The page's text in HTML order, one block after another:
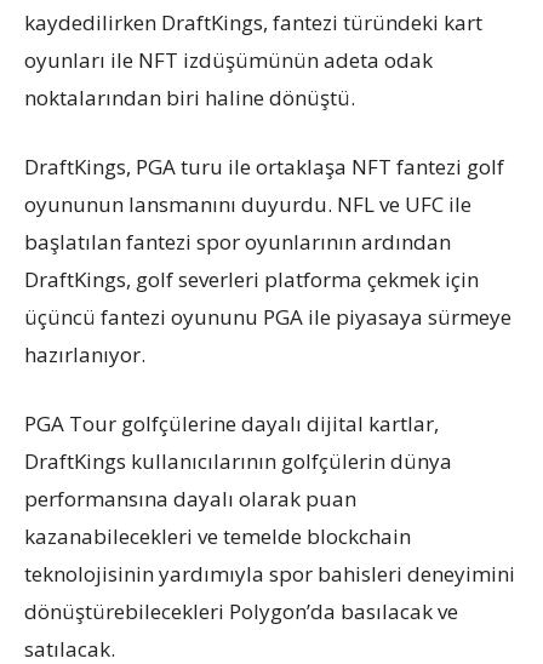
kaydedilirken DraftKings, fantezi türündeki kart
oyunları ile NFT izdüşümünün adeta odak
noktalarından biri haline dönüştü.
DraftKings, PGA turu ile ortaklaşa NFT fantezi golf
oyununun lansmanını duyurdu. NFL ve UFC ile
başlatılan fantezi spor oyunlarının ardından
DraftKings, golf severleri platforma çekmek için
üçüncü fantezi oyununu PGA ile piyasaya sürmeye
hazırlanıyor.
PGA Tour golfçülerine dayalı dijital kartlar,
DraftKings kullanıcılarının golfçülerin dünya
performansına dayalı olarak puan
kazanabilecekleri ve temelde blockchain
teknolojisinin yardımıyla spor bahisleri deneyimini
dönüştürebilecekleri Polygon’da basılacak ve
satılacak.